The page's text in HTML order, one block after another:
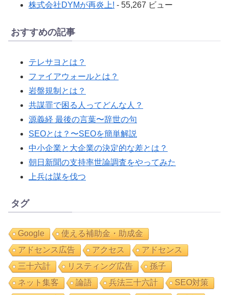
株式会社DYMが再炎上! - 55,267 ビュー
おすすめの記事
テレサヨとは？
ファイアウォールとは？
岩盤規制とは？
共謀罪で困る人ってどんな人？
源義経 最後の言葉〜辞世の句
SEOとは？〜SEOを簡単解説
中小企業と大企業の決定的な差とは？
朝日新聞の支持率世論調査をやってみた
上兵は謀を伐つ
タグ
Google
使える補助金・助成金
アドセンス広告
アクセス
アドセンス
三十六計
リスティング広告
孫子
ネット集客
論語 兵法三十六計
SEO対策